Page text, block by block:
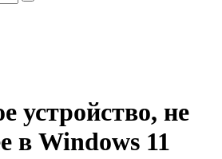
устройство, не
в Windows 11